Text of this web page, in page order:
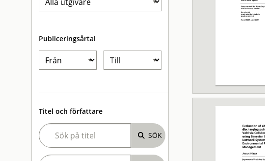
Publiceringsårtal
Titel och författare